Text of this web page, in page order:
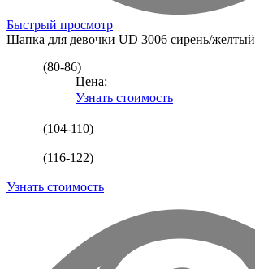
Быстрый просмотр
Шапка для девочки UD 3006 сирень/желтый
(80-86)
Цена:
Узнать стоимость
(104-110)
(116-122)
Узнать стоимость